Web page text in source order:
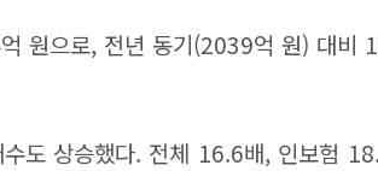
원으로, 전년 동기(2039억 원) 대비
도 상승했다. 전체 16.6배, 인보험